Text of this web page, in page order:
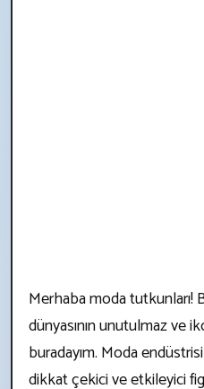
Merhaba moda tutkunları!
dünyasının unutulmaz ve
buradayım. Moda
dikkat çekici ve etkileyici